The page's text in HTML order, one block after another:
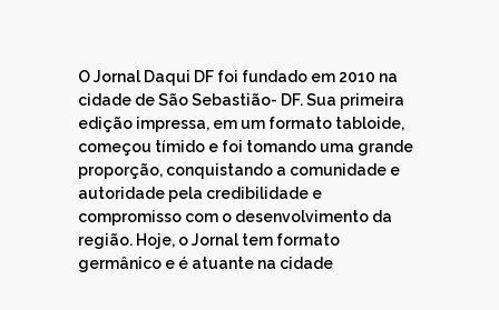
O Jornal Daqui DF foi fundado em 2010 na
cidade de São Sebastião- DF. Sua primeira
edição impressa, em um formato tabloide,
começou tímido e foi tomando uma grande
proporção, conquistando a comunidade e
autoridade pela credibilidade e
compromisso com o desenvolvimento da
região. Hoje, o Jornal tem formato
germânico e é atuante na cidade